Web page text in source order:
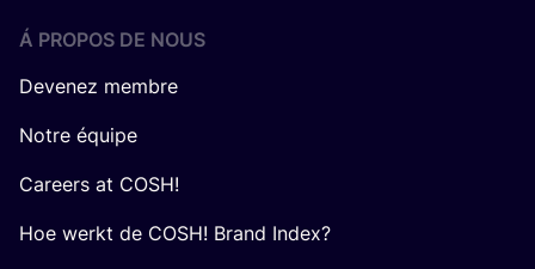
Á PROPOS DE NOUS
Devenez membre
Notre équipe
Careers at COSH!
Hoe werkt de COSH! Brand Index?